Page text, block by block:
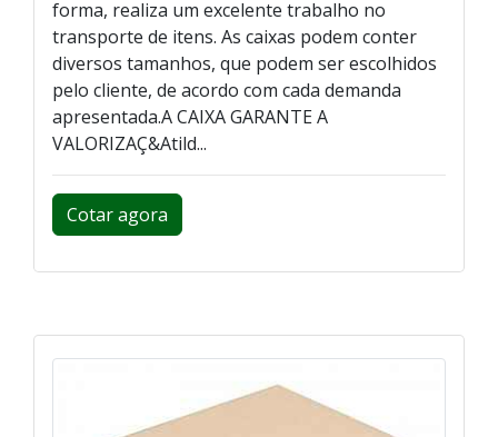
forma, realiza um excelente trabalho no
transporte de itens. As caixas podem conter
diversos tamanhos, que podem ser escolhidos
pelo cliente, de acordo com cada demanda
apresentada.A CAIXA GARANTE A
VALORIZAÇ&Atild...
Cotar agora